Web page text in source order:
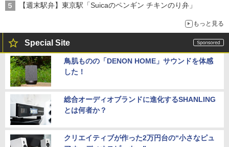
【週末駅弁】東京駅「Suicaのペンギン チキンのり弁」
もっと見る
Special Site
鳥肌ものの「DENON HOME」サウンドを体感
した！
総合オーディオブランドに進化するSHANLING
とは何者か？
クリエイティブが作った2万円台の“小さなピュ